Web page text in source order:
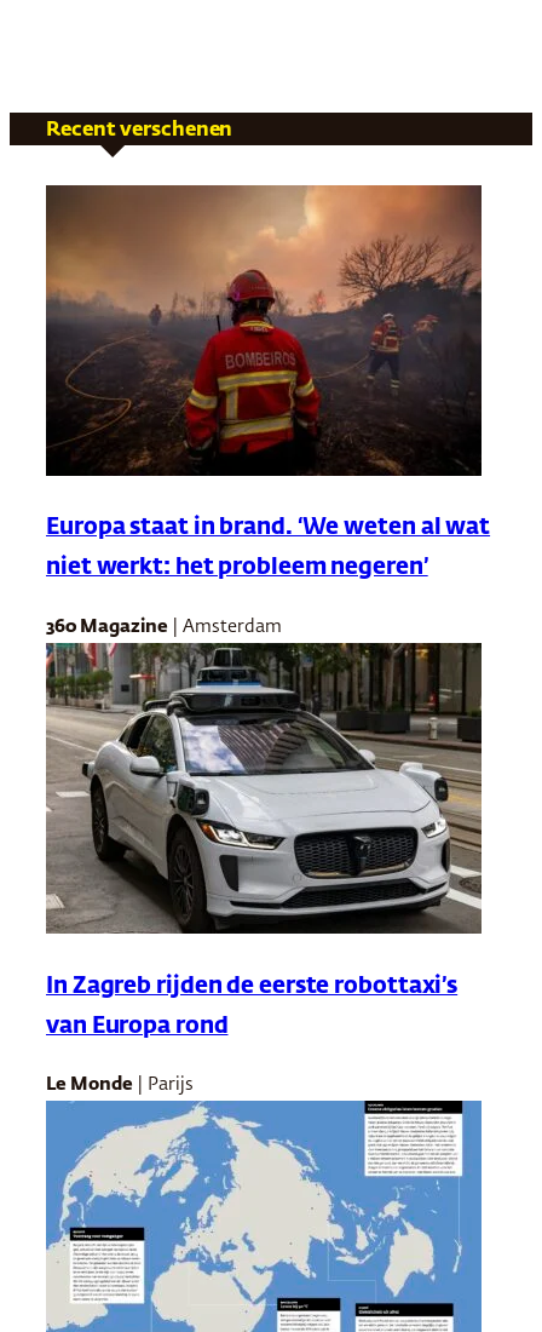
Recent verschenen
Europa staat in brand. ‘We weten al wat
niet werkt: het probleem negeren’
360 Magazine | Amsterdam
In Zagreb rijden de eerste robottaxi’s
van Europa rond
Le Monde | Parijs